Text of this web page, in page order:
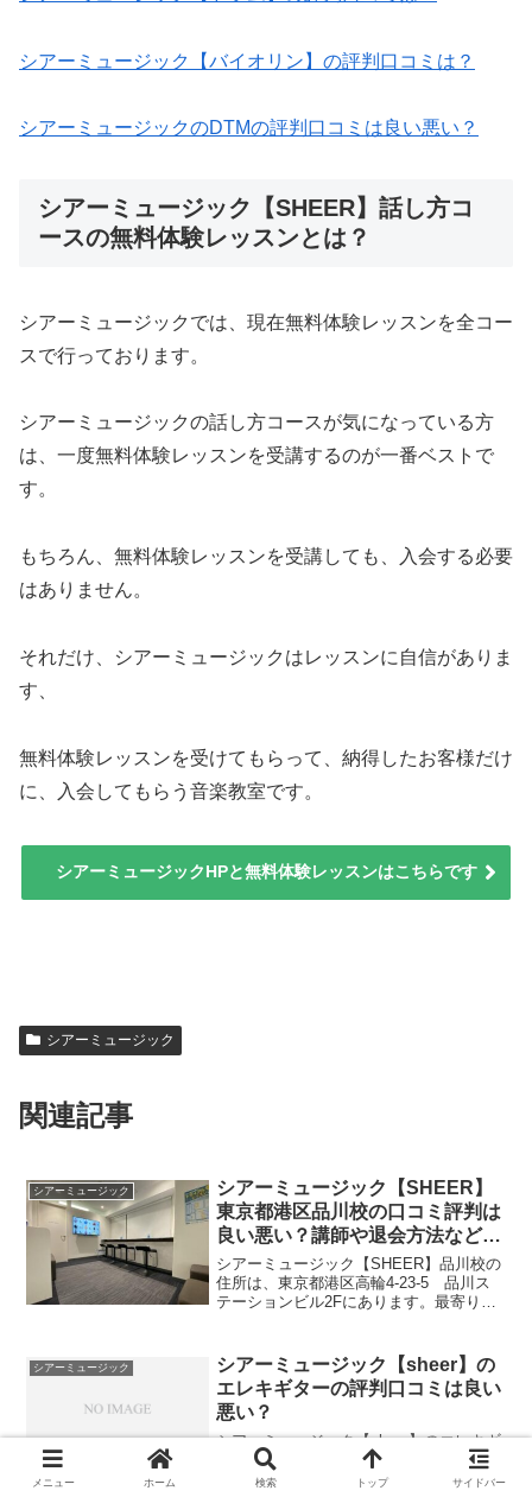
シアーミュージック【バイオリン】の評判口コミは？
シアーミュージックのDTMの評判口コミは良い悪い？
シアーミュージック【SHEER】話し方コ
ースの無料体験レッスンとは？
シアーミュージックでは、現在無料体験レッスンを全コー
スで行っております。
シアーミュージックの話し方コースが気になっている方
は、一度無料体験レッスンを受講するのが一番ベストで
す。
もちろん、無料体験レッスンを受講しても、入会する必要
はありません。
それだけ、シアーミュージックはレッスンに自信がありま
す、
無料体験レッスンを受けてもらって、納得したお客様だけ
に、入会してもらう音楽教室です。
シアーミュージックHPと無料体験レッスンはこちらです
シアーミュージック
関連記事
シアーミュージック
シアーミュージック【SHEER】
東京都港区品川校の口コミ評判は
良い悪い？講師や退会方法などを
徹底調査しました
シアーミュージック【SHEER】品川校の
住所は、東京都港区高輪4-23-5 品川ス
テーションビル2Fにあります。最寄り駅
【SHEER】東京都港区品川校舎のMAPと
最寄...
シアーミュージック
シアーミュージック【sheer】の
エレキギターの評判口コミは良い
悪い？
シアーミュージック【sheer】のエレキギ
ターコースの最大の特徴は、全国に多く
の講師がいるので、きっとあなたの習い
メニュー ホーム 検索 トップ サイドバー